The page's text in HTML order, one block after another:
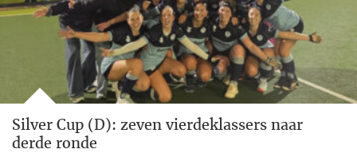
Silver Cup (D): zeven vierdeklassers naar
derde ronde